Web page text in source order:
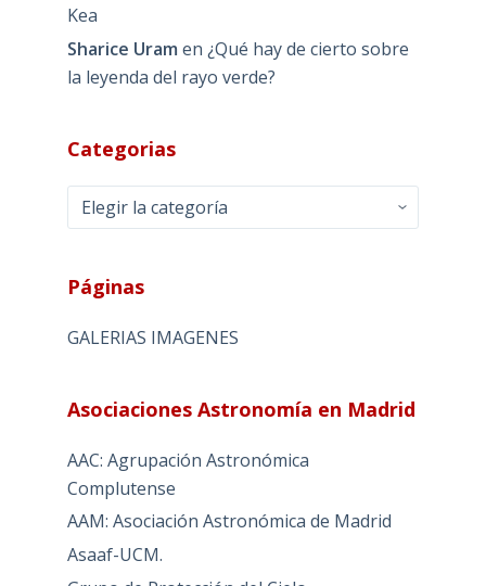
Kea
Sharice Uram en ¿Qué hay de cierto sobre
la leyenda del rayo verde?
Categorias
Categorias
Páginas
GALERIAS IMAGENES
Asociaciones Astronomía en Madrid
AAC: Agrupación Astronómica
Complutense
AAM: Asociación Astronómica de Madrid
Asaaf-UCM.